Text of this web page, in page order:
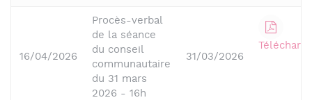
16/04/2026
Procès-verbal
de la séance
du conseil
communautaire
du 31 mars
2026 - 16h
31/03/2026